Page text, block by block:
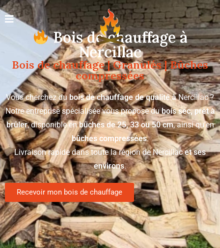
Bois de chauffage à
Nercillac
Bois de chauffage | Granulés | Bûches
compressées
Vous cherchez du bois de chauffage de qualité àNercillac ?
Notre entreprise spécialisée vous propose dubois sec, prêt à
brûler, disponible enbûches de 25, 33 ou 50 cm, ainsi qu’en
bûches compressées.
Livraison rapide dans toute la région de Nercillacet ses
environs.
Recevoir mon bois de chauffage